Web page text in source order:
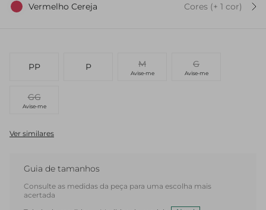
Vermelho Cereja Cores (+ 1 cor)
PP P M
Avise-me
G
Avise-me
GG
Avise-me
Ver similares
Guia de tamanhos
Consulte as medidas da peça para uma escolha mais
acertada